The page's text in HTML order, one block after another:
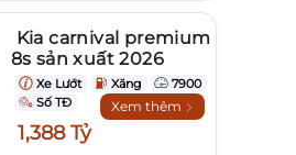
Kia carnival premium
8s sản xuất 2026
Xe Lướt Xăng
7900
Số TĐ
Xem thêm
1,388 Tỷ